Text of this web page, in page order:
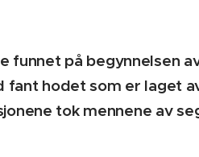
funnet på begynnelsen
fant hodet som er laget
tok mennene av